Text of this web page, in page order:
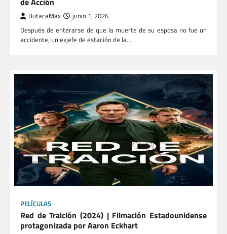
ButacaMax junio 1, 2026
Después de enterarse de que la muerte de su esposa no fue un
accidente, un exjefe de estación de la…
PELÍCULAS
Red de Traición (2024) | Filmación Estadounidense
protagonizada por Aaron Eckhart